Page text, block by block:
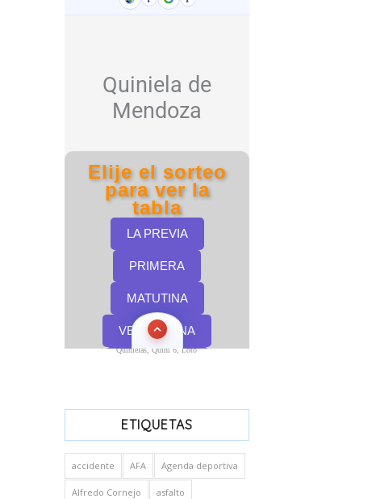
Quinielas, Quini 6, Loto
ETIQUETAS
accidente AFA Agenda deportiva
Alfredo Cornejo asfalto